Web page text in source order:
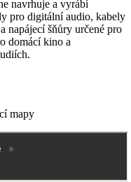
navrhuje a vyrábí
pro digitální audio, kabely
šňůry určené pro
domácí kino a
mapy